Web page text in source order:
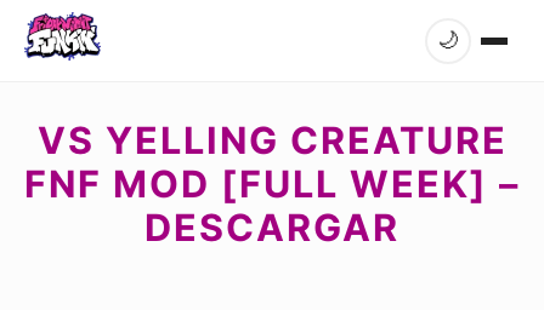
🌙
VS YELLING CREATURE
FNF MOD [FULL WEEK] –
DESCARGAR